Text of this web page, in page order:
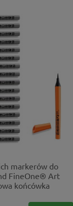
markerów do
FineOne® Art
końcówka